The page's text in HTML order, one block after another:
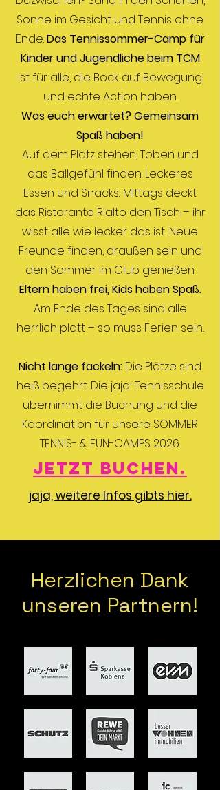
Sonne im Gesicht und Tennis ohne
Ende.Das Tennissommer-Camp für
Kinder und Jugendliche beim TCM
ist für alle, die Bock auf Bewegung
und echte Action haben.
Was euch erwartet? Gemeinsam
Spaß haben!
Auf dem Platz stehen, Toben und
das Ballgefühl finden. Leckeres
Essen und Snacks.: Mittags deckt
das Ristorante Rialto den Tisch – ihr
wisst alle wie lecker das ist.. Neue
Freunde finden, draußen sein und
den Sommer im Club genießen.
Eltern haben frei, Kids haben Spaß.
Am Ende des Tages sind alle
herrlich platt – so muss Ferien sein..
Nicht lange fackeln: Die Plätze sind
heiß begehrt. Die jaja-Tennisschule
übernimmt die Buchung und die
Koordination für unsere SOMMER
TENNIS- & FUN-CAMPS 2026.
Jetzt buchen.
jaja, weitere Infos gibts hier.
Herzlichen Dank
unseren Partnern!